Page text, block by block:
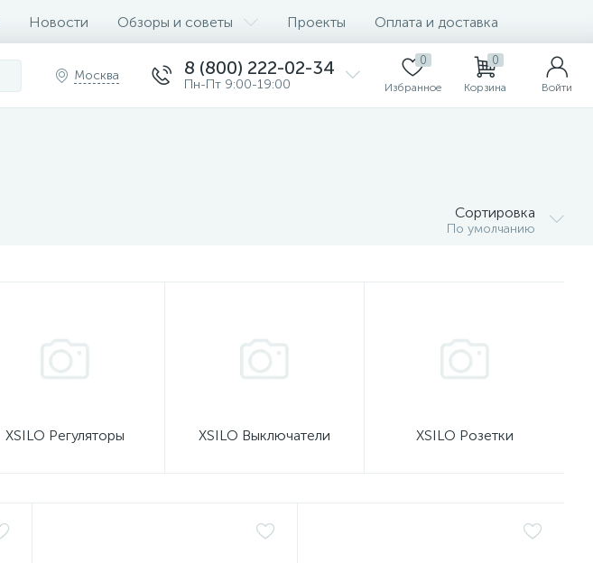
Новости Обзоры и советы Проекты Оплата и доставка
Москва 8 (800) 222-02-34
Пн-Пт 9:00-19:00
0
Избранное
0
Корзина Войти
Сортировка
По умолчанию
XSILO Регуляторы XSILO Выключатели XSILO Розетки